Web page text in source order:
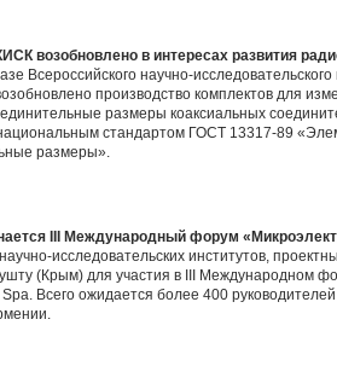
возобновлено в интересах развития
Всероссийского научно-
производство комплектов для
размеры коаксиальных
стандартом ГОСТ 13317-89
размеры».
III Международный форум
исследовательских институтов,
(Крым) для участия в III Международном
Всего ожидается более 400